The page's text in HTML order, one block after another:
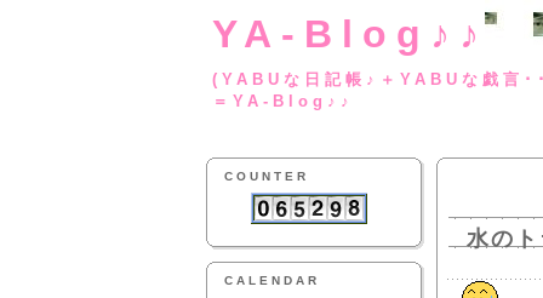
YA-Blog♪♪
(YABUな日記帳♪
＝YA-Blog♪♪
COUNTER
CALENDAR
水の